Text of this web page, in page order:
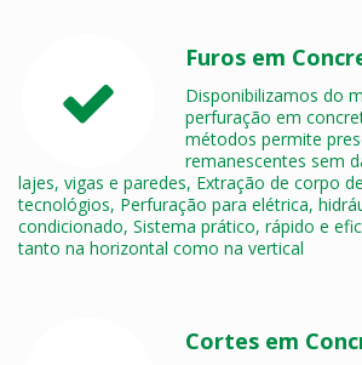
Furos em
Disponibilizamos do
perfuração em
métodos permite
remanescentes sem
lajes, vigas e paredes, Extração de corpo
tecnológios, Perfuração para elétrica,
condicionado, Sistema prático, rápido e
tanto na horizontal como na vertical
Cortes em